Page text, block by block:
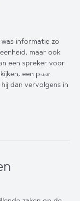
informatie zo
maar ook
een spreker voor
een paar
dan vervolgens in